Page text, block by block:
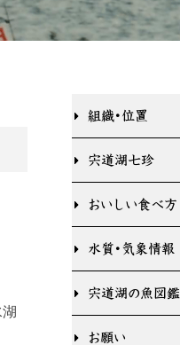
組織・位置
宍道湖七珍
おいしい食べ方
水質・気象情報
宍道湖の魚図鑑
お願い